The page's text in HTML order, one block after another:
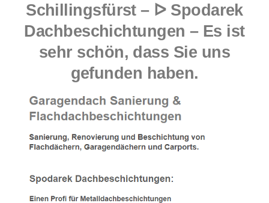
Schillingsfürst – ᐅ Spodarek
Dachbeschichtungen – Es ist
sehr schön, dass Sie uns
gefunden haben.